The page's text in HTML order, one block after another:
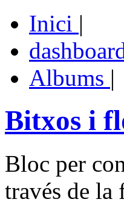
Inici |
Albums |
Bitxos i
Bloc per
través de la